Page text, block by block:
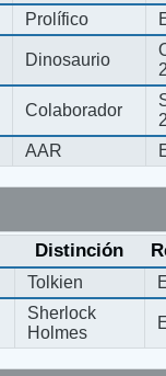
Prolífico
Dinosaurio
Colaborador
AAR
Distinción
Tolkien
Sherlock
Holmes